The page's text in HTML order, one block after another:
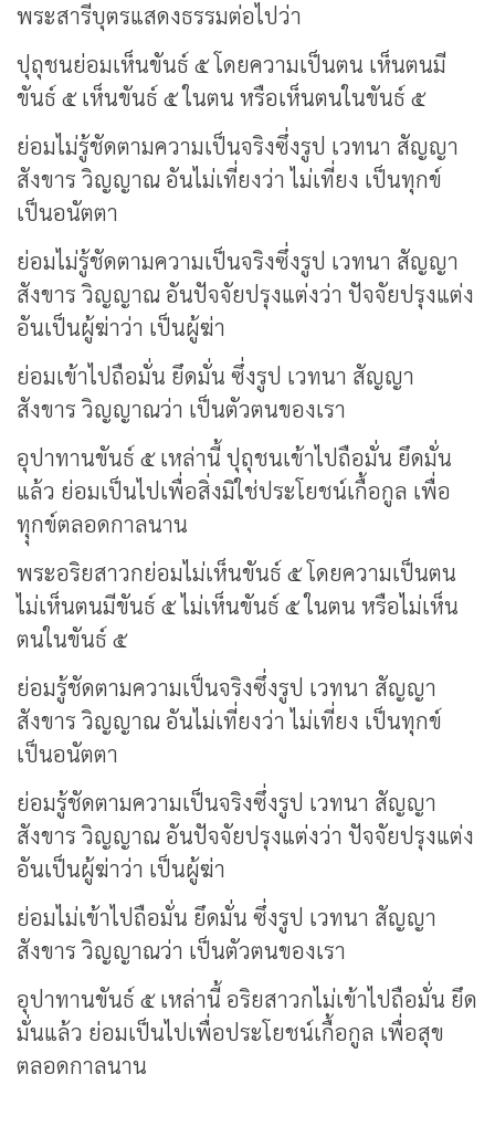
พระสารีบุตรแสดงธรรมต่อไปว่า
ปุถุชนย่อมเห็นขันธ์ ๕ โดยความเป็นตน เห็นตนมี
ขันธ์ ๕ เห็นขันธ์ ๕ ในตน หรือเห็นตนในขันธ์ ๕
ย่อมไม่รู้ชัดตามความเป็นจริงซึ่งรูป เวทนา สัญญา
สังขาร วิญญาณ อันไม่เที่ยงว่า ไม่เที่ยง เป็นทุกข์
เป็นอนัตตา
ย่อมไม่รู้ชัดตามความเป็นจริงซึ่งรูป เวทนา สัญญา
สังขาร วิญญาณ อันปัจจัยปรุงแต่งว่า ปัจจัยปรุงแต่ง
อันเป็นผู้ฆ่าว่า เป็นผู้ฆ่า
ย่อมเข้าไปถือมั่น ยึดมั่น ซึ่งรูป เวทนา สัญญา
สังขาร วิญญาณว่า เป็นตัวตนของเรา
อุปาทานขันธ์ ๕ เหล่านี้ ปุถุชนเข้าไปถือมั่น ยึดมั่น
แล้ว ย่อมเป็นไปเพื่อสิ่งมิใช่ประโยชน์เกื้อกูล เพื่อ
ทุุกข์ตลอดกาลนาน
พระอริยสาวกย่อมไม่เห็นขันธ์ ๕ โดยความเป็นตน
ไม่เห็นตนมีขันธ์ ๕ ไม่เห็นขันธ์ ๕ ในตน หรือไม่เห็น
ตนในขันธ์ ๕
ย่อมรู้ชัดตามความเป็นจริงซึ่งรูป เวทนา สัญญา
สังขาร วิญญาณ อันไม่เที่ยงว่า ไม่เที่ยง เป็นทุกข์
เป็นอนัตตา
ย่อมรู้ชัดตามความเป็นจริงซึ่งรูป เวทนา สัญญา
สังขาร วิญญาณ อันปัจจัยปรุงแต่งว่า ปัจจัยปรุงแต่ง
อันเป็นผู้ฆ่าว่า เป็นผู้ฆ่า
ย่อมไม่เข้าไปถือมั่น ยึดมั่น ซึ่งรูป เวทนา สัญญา
สังขาร วิญญาณว่า เป็นตัวตนของเรา
อุปาทานขันธ์ ๕ เหล่านี้ อริยสาวกไม่เข้าไปถือมั่น ยึด
มั่นแล้ว ย่อมเป็นไปเพื่อประโยชน์เกื้อกูล เพื่อสุข
ตลอดกาลนาน